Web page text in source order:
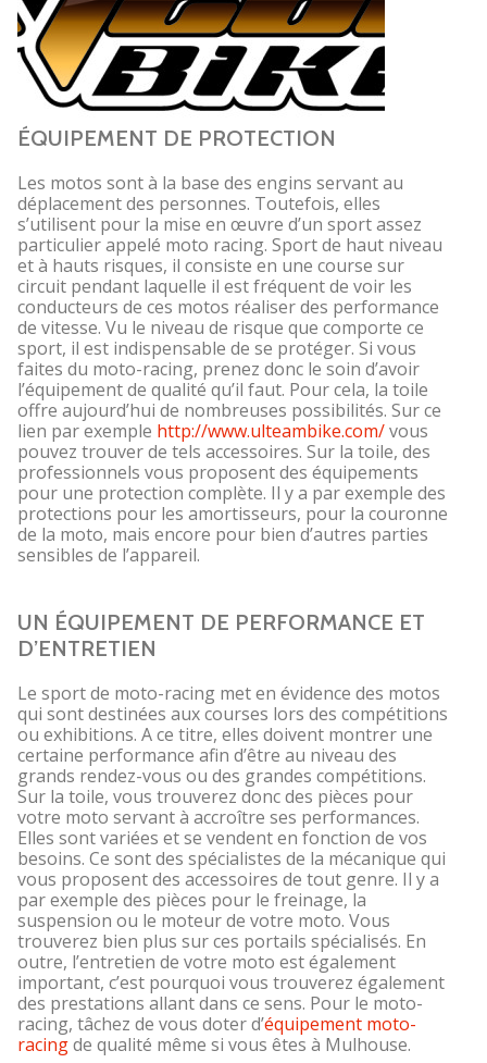
ÉQUIPEMENT DE PROTECTION
Les motos sont à la base des engins servant au
déplacement des personnes. Toutefois, elles
s’utilisent pour la mise en œuvre d’un sport assez
particulier appelé moto racing. Sport de haut niveau
et à hauts risques, il consiste en une course sur
circuit pendant laquelle il est fréquent de voir les
conducteurs de ces motos réaliser des performance
de vitesse. Vu le niveau de risque que comporte ce
sport, il est indispensable de se protéger. Si vous
faites du moto-racing, prenez donc le soin d’avoir
l’équipement de qualité qu’il faut. Pour cela, la toile
offre aujourd’hui de nombreuses possibilités. Sur ce
lien par exemple http://www.ulteambike.com/vous
pouvez trouver de tels accessoires. Sur la toile, des
professionnels vous proposent des équipements
pour une protection complète. Il y a par exemple des
protections pour les amortisseurs, pour la couronne
de la moto, mais encore pour bien d’autres parties
sensibles de l’appareil.
UN ÉQUIPEMENT DE PERFORMANCE ET
D’ENTRETIEN
Le sport de moto-racing met en évidence des motos
qui sont destinées aux courses lors des compétitions
ou exhibitions. A ce titre, elles doivent montrer une
certaine performance afin d’être au niveau des
grands rendez-vous ou des grandes compétitions.
Sur la toile, vous trouverez donc des pièces pour
votre moto servant à accroître ses performances.
Elles sont variées et se vendent en fonction de vos
besoins. Ce sont des spécialistes de la mécanique qui
vous proposent des accessoires de tout genre. Il y a
par exemple des pièces pour le freinage, la
suspension ou le moteur de votre moto. Vous
trouverez bien plus sur ces portails spécialisés. En
outre, l’entretien de votre moto est également
important, c’est pourquoi vous trouverez également
des prestations allant dans ce sens. Pour le moto-
racing, tâchez de vous doter d’équipement moto-
racingde qualité même si vous êtes à Mulhouse.